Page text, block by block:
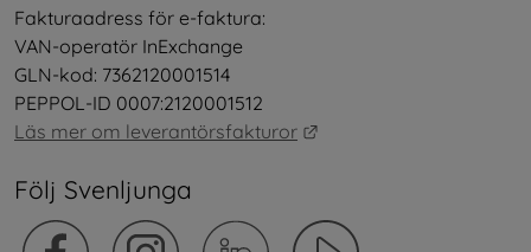
Fakturaadress för e-faktura:
VAN-operatör InExchange
GLN-kod: 7362120001514
PEPPOL-ID 0007:2120001512
Läs mer om leverantörsfakturor
Följ Svenljunga